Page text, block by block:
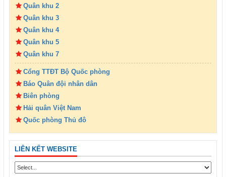
Quân khu 2
Quân khu 3
Quân khu 4
Quân khu 5
Quân khu 7
Cổng TTĐT Bộ Quốc phòng
Báo Quân đội nhân dân
Biên phòng
Hải quân Việt Nam
Quốc phòng Thủ đô
LIÊN KẾT WEBSITE